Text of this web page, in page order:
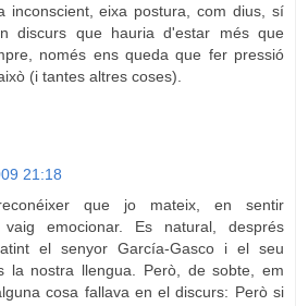
inconscient, eixa postura, com dius, sí
discurs que hauria d'estar més que
només ens queda que fer pressió
(i tantes altres coses).
21:18
que jo mateix, en sentir
vaig emocionar. Es natural, després
el senyor García-Gasco i el seu
la nostra llengua. Però, de sobte, em
cosa fallava en el discurs: Però si